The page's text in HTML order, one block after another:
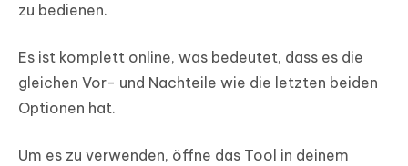
zu bedienen.
Es ist komplett online, was bedeutet, dass es die
gleichen Vor- und Nachteile wie die letzten beiden
Optionen hat.
Um es zu verwenden, öffne das Tool in deinem